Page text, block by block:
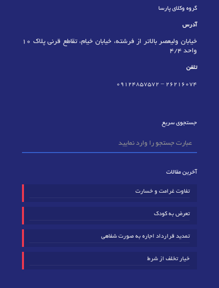
گروه وکلای پارسا
آدرس
خیابان ولیعصر بالاتر از فرشته، خیابان خیام، تقاطع قرنی پلاک 10
واحد 4/4
تلفن
٢٦٢١٦٠٧٤ –
09124857572
جستجوی سریع
آخرین مقالات
تفاوت غرامت و خسارت
تعرض به کودک
تمدید قرارداد اجاره به صورت شفاهی
خیار تخلف از شرط